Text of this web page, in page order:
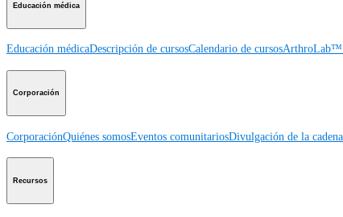
Educación médica
Educación médicaDescripción de cursosCalendario de cursosArthroLab™
Corporación
CorporaciónQuiénes somosEventos comunitariosDivulgación de la
Recursos